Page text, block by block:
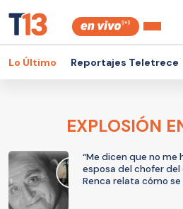
Lo Último Reportajes Teletrece
EXPLOSIÓN
“Me dicen que no me
esposa del chofer
Renca relata cómo